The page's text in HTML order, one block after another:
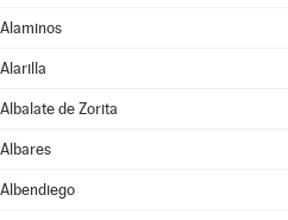
Alaminos
Alarilla
Albalate de Zorita
Albares
Albendiego